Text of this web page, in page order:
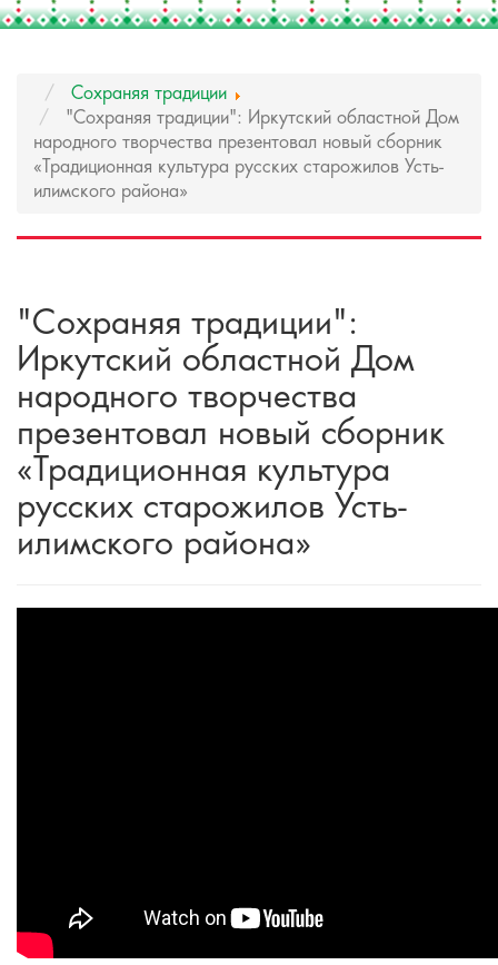
Сохраняя традиции
"Сохраняя традиции": Иркутский областной Дом
народного творчества презентовал новый сборник
«Традиционная культура русских старожилов Усть-
илимского района»
"Сохраняя традиции":
Иркутский областной Дом
народного творчества
презентовал новый сборник
«Традиционная культура
русских старожилов Усть-
илимского района»